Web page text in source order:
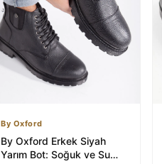
By Oxford
By Oxford Erkek Siyah
Yarım Bot: Soğuk ve Su